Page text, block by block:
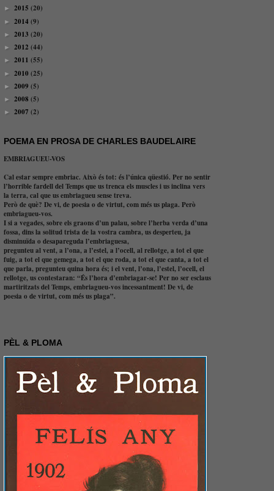
► 2015 (20)
► 2014 (9)
► 2013 (20)
► 2012 (44)
► 2011 (55)
► 2010 (25)
► 2009 (5)
► 2008 (5)
► 2007 (2)
POEMA EN PROSA DE CHARLES BAUDELAIRE
EMBRIAGUEU-VOS
Cal estar sempre embriac. Això és tot: és l’única qüestió. Per no sentir
l’horrible fardell del Temps que us trenca els muscles i us inclina vers
la terra, cal que us embriagueu sense treva.
Però de què? De vi, de poesia o de virtut, com més us plaga. Però
embriagueu-vos.
I si a vegades, sobre els graons d’un palau, sobre l’herba verda d’una
fossa, dins la solitud trista de la vostra cambra, us desperteu, ja
disminuïda o desapareguda l’embriaguesa,
pregunteu al vent, a l’ona, a l’estel, a l’ocell, al rellotge, a tot el que
fuig, a tot el que gemega, a tot el que roda, a tot el que canta, a tot el
que parla, pregunteu quina hora és; i el vent, l’ona, l’estel, l’ocell, el
rellotge, us contestaran: “És l’hora d’embriagar-se! Per no ser esclaus
martiritzats del Temps, embriagueu-vos incessantment! De vi, de
poesia o de virtut, com més us plaga”.
PÈL & PLOMA